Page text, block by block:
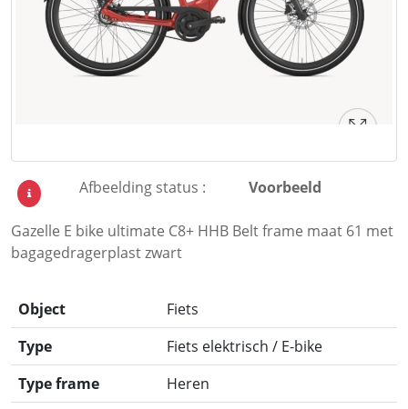
Afbeelding status : Voorbeeld
Gazelle E bike ultimate C8+ HHB Belt frame maat 61 met
bagagedragerplast zwart
Object
Fiets
Type
Fiets elektrisch / E-bike
Type frame
Heren